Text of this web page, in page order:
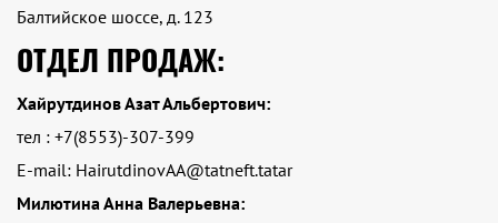
Балтийское шоссе, д. 123
ОТДЕЛ ПРОДАЖ:
Хайрутдинов Азат Альбертович:
тел : +7(8553)-307-399
E-mail: HairutdinovAA@tatneft.tatar
Милютина Анна Валерьевна: